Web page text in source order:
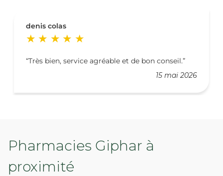
denis colas
15 mai 2026
Très bien, service agréable et de bon conseil.
Pharmacies Giphar à
proximité